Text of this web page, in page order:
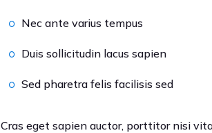
Nec ante varius tempus
Duis sollicitudin lacus sapien
Sed pharetra felis facilisis sed
Cras eget sapien auctor, porttitor nisi